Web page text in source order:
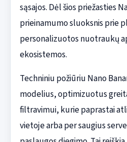
sąsajos. Dėl šios priežasties
prieinamumo sluoksnis prie
personalizuotos nuotraukų
ekosistemos.
Techniniu požiūriu Nano
modelius, optimizuotus
filtravimui, kurie paprastai
vietoje arba per saugius